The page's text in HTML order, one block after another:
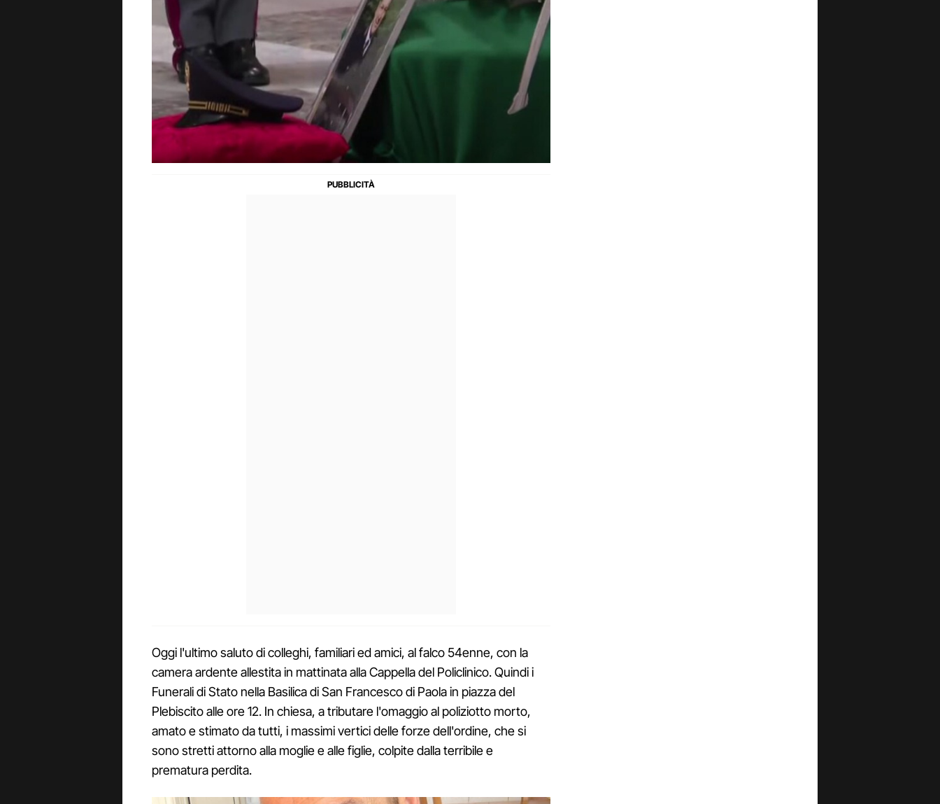
Oggi l'ultimo saluto di colleghi, familiari ed amici, al falco 54enne, con la
camera ardente allestita in mattinata alla Cappella del Policlinico. Quindi i
Funerali di Stato nella Basilica di San Francesco di Paola in piazza del
Plebiscito alle ore 12. In chiesa, a tributare l'omaggio al poliziotto morto,
amato e stimato da tutti, i massimi vertici delle forze dell'ordine, che si
sono stretti attorno alla moglie e alle figlie, colpite dalla terribile e
prematura perdita.